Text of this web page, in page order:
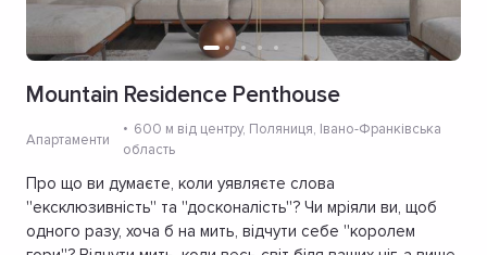
Mountain Residence Penthouse
Апартаменти
600 м від центру, Поляниця, Івано-Франківська
область
Про що ви думаєте, коли уявляєте слова
''ексклюзивність'' та ''досконалість''? Чи мріяли ви, щоб
одного разу, хоча б на мить, відчути себе ''королем